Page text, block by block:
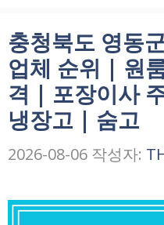
충청북도 영동
업체 순위 | 원
격 | 포장이사
냉장고 | 숨고
2026-08-06 작성자: